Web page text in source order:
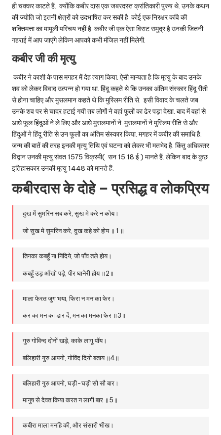
ही चक्कर काटते हैं. क्योंकि कबीर दास एक जबरदस्त क्रांतिकारी पुरुष थे. उनके कथन
की ज्योति जो इतनी क्षेत्रों को उदभाषित कर सकी है कोई एक निरक्षर कवि की
शक्तिमत्ता का मामूली परिचय नहीं है. कबीर जी एक ऐसा विराट समुद्र है उनकी जितनी
गहराई में आप जाएंगे लेकिन आपको कभी मंजिल नहीं मिलेगी.
कबीर जी की मृत्यु
कबीर ने काशी के पास मगहर में देह त्याग किया. ऐसी मान्यता है कि मृत्यु के बाद उनके
शव को लेकर विवाद उत्पन्न हो गया था. हिंदू कहते थे कि उनका अंतिम संस्कार हिंदू रीती
से होना चाहिए और मुसलमान कहते थे कि मुस्लिम रीति से. इसी विवाद के चलते जब
उनके शव पर से चादर हटाई गयी तब लोगों ने वहां फूलों का ढेर पड़ा देखा. बाद में वहां से
आधे फूल हिंदुओं ने ले लिए और आधे मुसलमानों ने. मुसलमानों ने मुस्लिम रीति से और
हिंदुओं ने हिंदू रीति से उन फूलों का अंतिम संस्कार किया. मगहर में कबीर की समाधि है.
जन्म की बातें की तरह इनकी मृत्यु तिथि एवं घटना को लेकर भी मतभेद है. किंतु अधिकतर
विद्वान उनकी मृत्यु संवत 1575 विक्रमी( सन 15 18 ई ) मानते हैं. लेकिन बाद के कुछ
इतिहासकार उनकी मृत्यु 1448 को मानते हैं.
कबीरदास के दोहे – प्रसिद्ध व लोकप्रिय
दुख में सुमरिन सब करे, सुख मे करे न कोय।
जो सुख मे सुमरिन करे, दुख कहे को होय ॥ 1 ॥
तिनका कबहुँ ना निंदिये, जो पाँव तले होय।
कबहुँ उड़ आँखो पड़े, पीर घानेरी होय ॥2॥
माला फेरत जुग भया, फिरा न मन का फेर।
कर का मन का डार दें, मन का मनका फेर ॥3॥
गुरु गोविन्द दोनों खड़े, काके लागू पॉय।
बलिहारी गुरु आपनो, गोविंद दियो बताय ॥4॥
बलिहारी गुरु आपनो, घड़ी-घड़ी सौ सौ बार।
मानुष से देवत किया करत न लागी बार ॥5॥
कबीरा माला मनहि की, और संसारी भीख।